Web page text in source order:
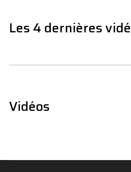
Les 4 dernières
Vidéos